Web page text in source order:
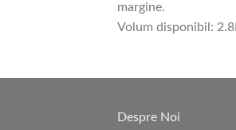
margine.
Volum disponibil:
Despre Noi